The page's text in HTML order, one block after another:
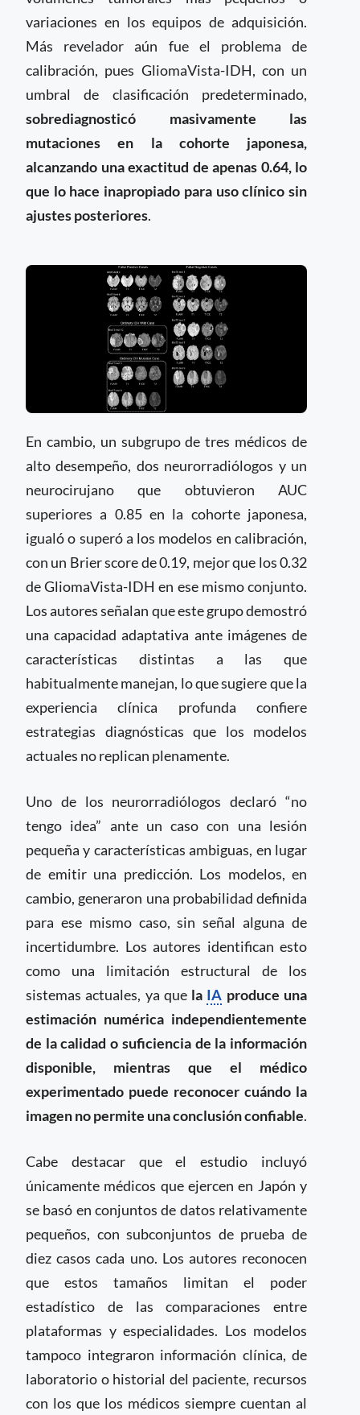
variaciones en los equipos de adquisición.
Más revelador aún fue el problema de
calibración, pues GliomaVista-IDH, con un
umbral de clasificación predeterminado,
sobrediagnosticó masivamente las
mutaciones en la cohorte japonesa,
alcanzando una exactitud de apenas 0.64, lo
que lo hace inapropiado para uso clínico sin
ajustes posteriores.
En cambio, un subgrupo de tres médicos de
alto desempeño, dos neurorradiólogos y un
neurocirujano que obtuvieron AUC
superiores a 0.85 en la cohorte japonesa,
igualó o superó a los modelos en calibración,
con un Brier score de 0.19, mejor que los 0.32
de GliomaVista-IDH en ese mismo conjunto.
Los autores señalan que este grupo demostró
una capacidad adaptativa ante imágenes de
características distintas a las que
habitualmente manejan, lo que sugiere que la
experiencia clínica profunda confiere
estrategias diagnósticas que los modelos
actuales no replican plenamente.
Uno de los neurorradiólogos declaró “no
tengo idea” ante un caso con una lesión
pequeña y características ambiguas, en lugar
de emitir una predicción. Los modelos, en
cambio, generaron una probabilidad definida
para ese mismo caso, sin señal alguna de
incertidumbre. Los autores identifican esto
como una limitación estructural de los
sistemas actuales, ya que la IA produce una
estimación numérica independientemente
de la calidad o suficiencia de la información
disponible, mientras que el médico
experimentado puede reconocer cuándo la
imagen no permite una conclusión confiable.
Cabe destacar que el estudio incluyó
únicamente médicos que ejercen en Japón y
se basó en conjuntos de datos relativamente
pequeños, con subconjuntos de prueba de
diez casos cada uno. Los autores reconocen
que estos tamaños limitan el poder
estadístico de las comparaciones entre
plataformas y especialidades. Los modelos
tampoco integraron información clínica, de
laboratorio o historial del paciente, recursos
con los que los médicos siempre cuentan al